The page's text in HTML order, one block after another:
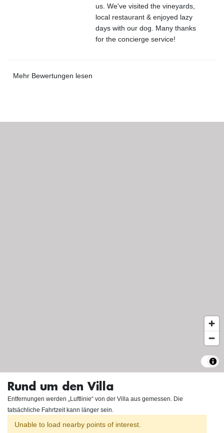
us. We've visited the vineyards,
local restaurant & enjoyed lazy
days with our dog. Many thanks
for the concierge service!
Mehr Bewertungen lesen
Rund um den Villa
Entfernungen werden „Luftlinie“ von der Villa aus gemessen. Die
tatsächliche Fahrtzeit kann länger sein.
Unable to load nearby points of interest.